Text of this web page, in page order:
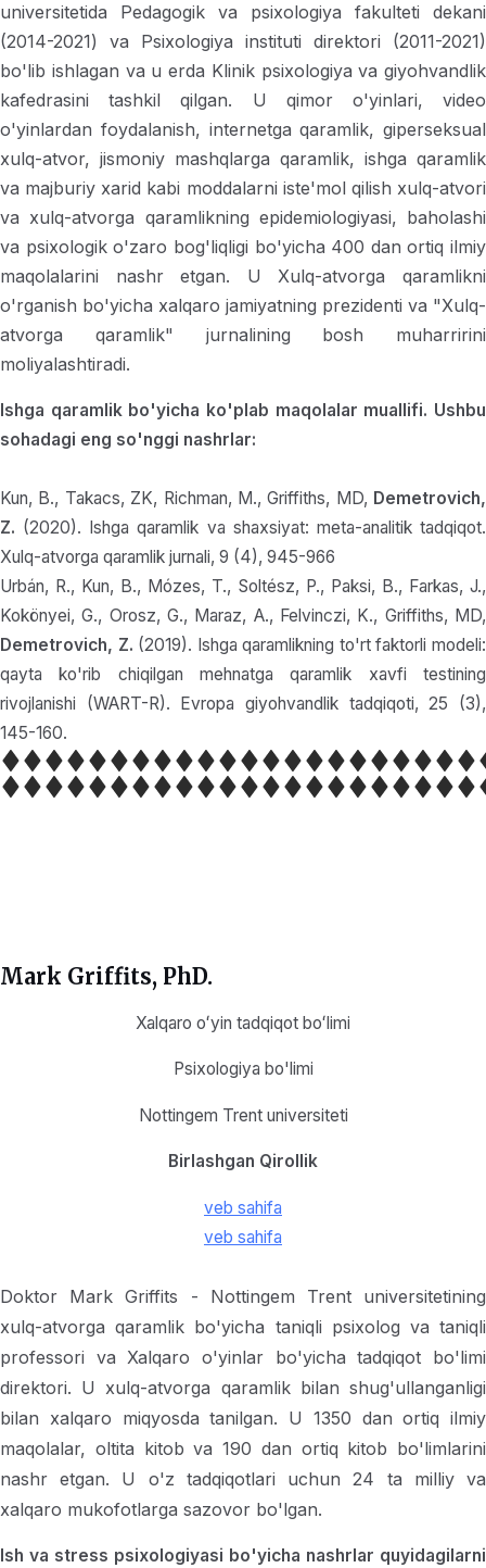
universitetida Pedagogik va psixologiya fakulteti dekani
(2014-2021) va Psixologiya instituti direktori (2011-2021)
bo'lib ishlagan va u erda Klinik psixologiya va giyohvandlik
kafedrasini tashkil qilgan. U qimor o'yinlari, video
o'yinlardan foydalanish, internetga qaramlik, giperseksual
xulq-atvor, jismoniy mashqlarga qaramlik, ishga qaramlik
va majburiy xarid kabi moddalarni iste'mol qilish xulq-atvori
va xulq-atvorga qaramlikning epidemiologiyasi, baholashi
va psixologik o'zaro bog'liqligi bo'yicha 400 dan ortiq ilmiy
maqolalarini nashr etgan. U Xulq-atvorga qaramlikni
o'rganish bo'yicha xalqaro jamiyatning prezidenti va "Xulq-
atvorga qaramlik" jurnalining bosh muharririni
moliyalashtiradi.
Ishga qaramlik bo'yicha ko'plab maqolalar muallifi. Ushbu
sohadagi eng so'nggi nashrlar:
Kun, B., Takacs, ZK, Richman, M., Griffiths, MD, Demetrovich,
Z. (2020). Ishga qaramlik va shaxsiyat: meta-analitik tadqiqot.
Xulq-atvorga qaramlik jurnali, 9 (4), 945-966
Urbán, R., Kun, B., Mózes, T., Soltész, P., Paksi, B., Farkas, J.,
Kokönyei, G., Orosz, G., Maraz, A., Felvinczi, K., Griffiths, MD,
Demetrovich, Z. (2019). Ishga qaramlikning to'rt faktorli modeli:
qayta ko'rib chiqilgan mehnatga qaramlik xavfi testining
rivojlanishi (WART-R). Evropa giyohvandlik tadqiqoti, 25 (3),
145-160.
Mark Griffits, PhD.
Xalqaro oʻyin tadqiqot boʻlimi
Psixologiya bo'limi
Nottingem Trent universiteti
Birlashgan Qirollik
veb sahifa
veb sahifa
Doktor Mark Griffits - Nottingem Trent universitetining
xulq-atvorga qaramlik bo'yicha taniqli psixolog va taniqli
professori va Xalqaro o'yinlar bo'yicha tadqiqot bo'limi
direktori. U xulq-atvorga qaramlik bilan shug'ullanganligi
bilan xalqaro miqyosda tanilgan. U 1350 dan ortiq ilmiy
maqolalar, oltita kitob va 190 dan ortiq kitob bo'limlarini
nashr etgan. U o'z tadqiqotlari uchun 24 ta milliy va
xalqaro mukofotlarga sazovor bo'lgan.
Ish va stress psixologiyasi bo'yicha nashrlar quyidagilarni